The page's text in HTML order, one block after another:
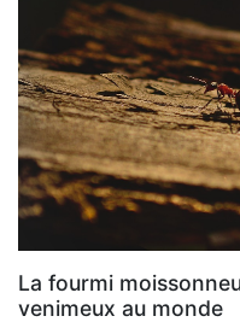
La fourmi
venimeux au monde